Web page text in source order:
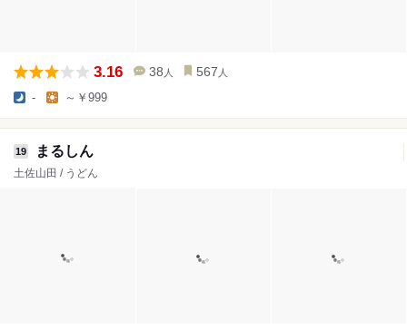
3.16 38 人 567 人
- ～￥999
19 まるしん
土佐山田 / うどん